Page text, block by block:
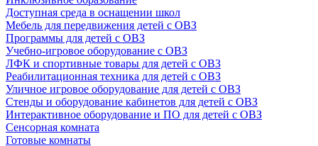
Доступная среда в оснащении школ
Мебель для передвижения детей с ОВЗ
Программы для детей с ОВЗ
Учебно-игровое оборудование с ОВЗ
ЛФК и спортивные товары для детей с ОВЗ
Реабилитационная техника для детей с ОВЗ
Уличное игровое оборудование для детей с ОВЗ
Стенды и оборудование кабинетов для детей с ОВЗ
Интерактивное оборудование и ПО для детей с ОВЗ
Сенсорная комната
Готовые комнаты